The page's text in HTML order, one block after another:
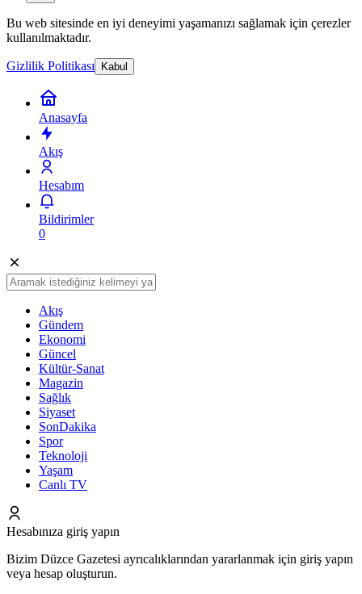
Bu web sitesinde en iyi deneyimi yaşamanızı sağlamak için çerezler
kullanılmaktadır.
Gizlilik Politikası Kabul
Anasayfa
Akış
Hesabım
Bildirimler
0
Akış
Gündem
Ekonomi
Güncel
Kültür-Sanat
Magazin
Sağlık
Siyaset
SonDakika
Spor
Teknoloji
Yaşam
Canlı TV
Hesabınıza giriş yapın
Bizim Düzce Gazetesi ayrıcalıklarından yararlanmak için giriş yapın
veya hesap oluşturun.